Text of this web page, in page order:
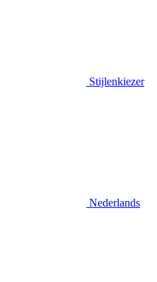
Stijlenkiezer
Nederlands